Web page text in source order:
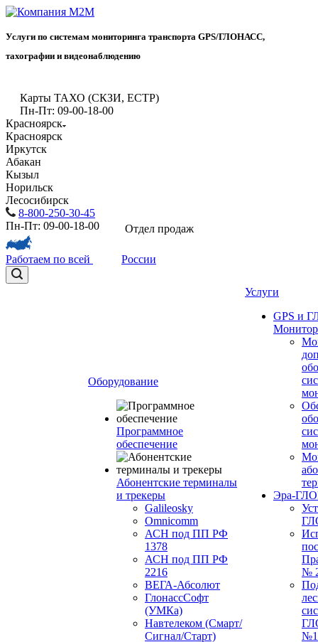
Услуги по системам мониторинга транспорта GPS/ГЛОНАСС,
тахографии и видеонаблюдению
Карты ТАХО (СКЗИ, ЕСТР)
Пн-Пт: 09-00-18-00
Красноярск
Красноярск
Иркутск
Абакан
Кызыл
Норильск
Лесосибирск
8-800-250-30-45
Пн-Пт: 09-00-18-00
Отдел продаж
Работаем по всей России
Оборудование
Программное
обеспечение
Абонентские терминалы
и трекеры
Galileosky
Omnicomm
АСН под ПП РФ
1378
АСН под ПП РФ
2216
ВЕГА-Абсолют
ГлонассСофт
(УМКа)
Навтелеком (Смарт/
Сигнал/Старт)
Услуги
GPS и
Эра-
№